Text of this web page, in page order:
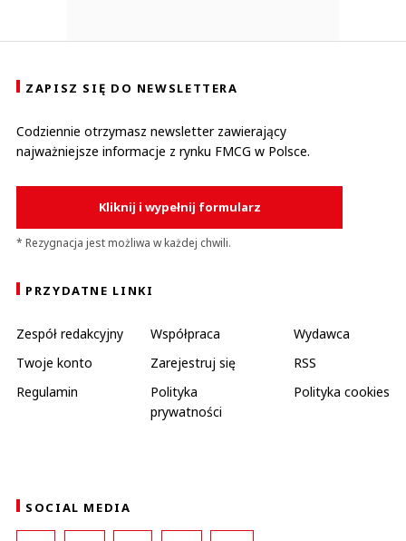
ZAPISZ SIĘ DO NEWSLETTERA
Codziennie otrzymasz newsletter zawierający
najważniejsze informacje z rynku FMCG w Polsce.
Kliknij i wypełnij formularz
* Rezygnacja jest możliwa w każdej chwili.
PRZYDATNE LINKI
Zespół redakcyjny Współpraca
Wydawca
Twoje konto
Zarejestruj się
RSS
Regulamin
Polityka
prywatności
Polityka cookies
SOCIAL MEDIA